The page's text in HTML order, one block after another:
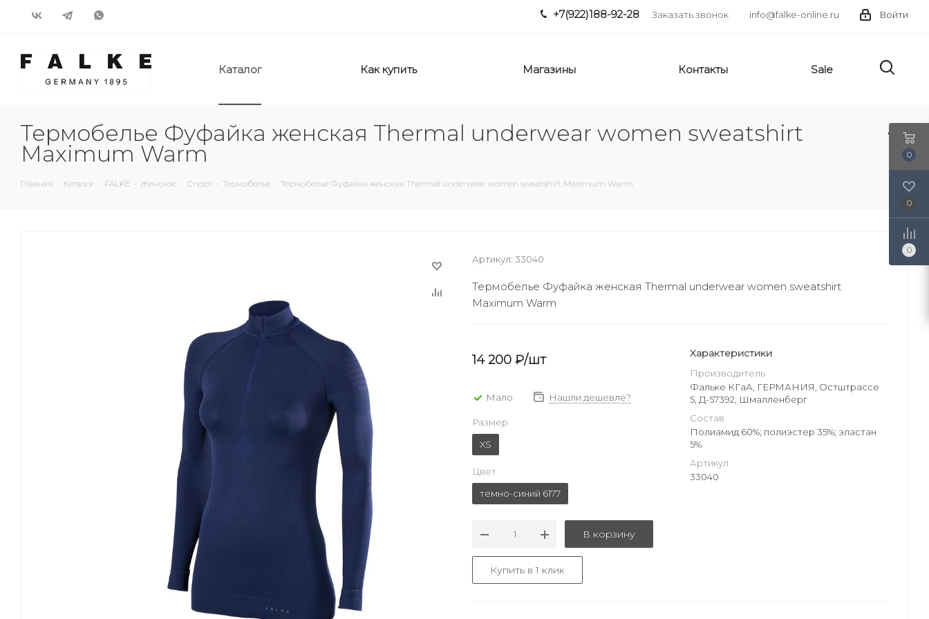
Войти
info@falke-online.ru
+7(922)188-92-28 Заказать звонок
Каталог Как купить Магазины Контакты Sale
Термобелье Фуфайка женская Thermal underwear women sweatshirt
Maximum Warm
Главная - Каталог - FALKE - Женское - Спорт - Термобельё - Термобелье Фуфайка женская Thermal underwear women sweatshirt Maximum Warm
Артикул: 33040
Термобелье Фуфайка женская Thermal underwear women sweatshirt
Maximum Warm
14 200 ₽/шт
Мало Нашли дешевле?
Размер
XS
Цвет
темно-синий 6177
В корзину
Купить в 1 клик
Характеристики
Производитель
Фальке КГаА, ГЕРМАНИЯ, Остштрассе
5, Д-57392, Шмалленберг
Состав
Полиамид 60%; полиэстер 35%; эластан
5%
Артикул
33040
0
0
0